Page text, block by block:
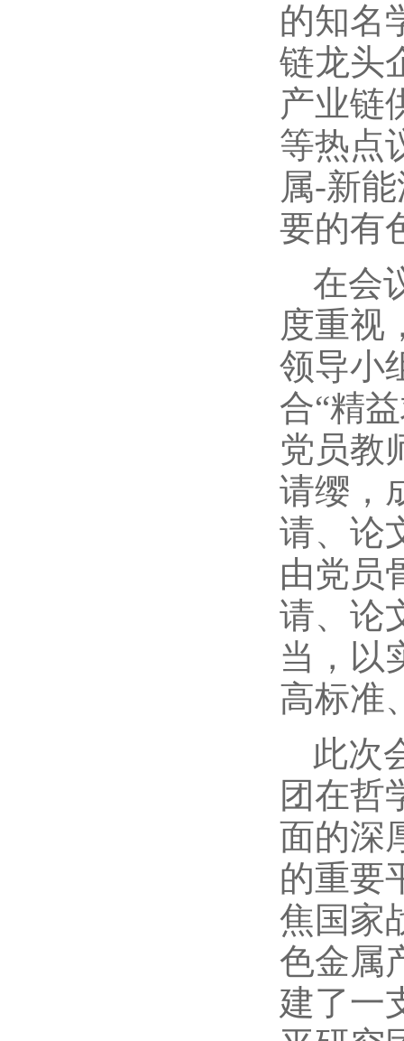
的知名
链龙头
产业链
等热点
属-新
要的有
在会
度重视
领导小
合“精
党员教
请缨，
请、论
由党员
请、论
当，以
高标准
此次
团在哲
面的深
的重要
焦国家
色金属
建了一